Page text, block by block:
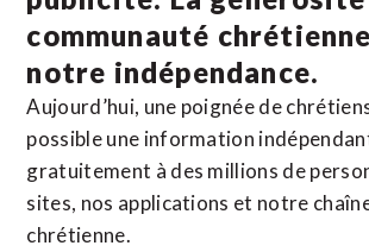
communauté chrétienne
notre indépendance.
Aujourd’hui, une poignée de
possible une information
gratuitement à des millions de
sites, nos applications et notre
chrétienne.